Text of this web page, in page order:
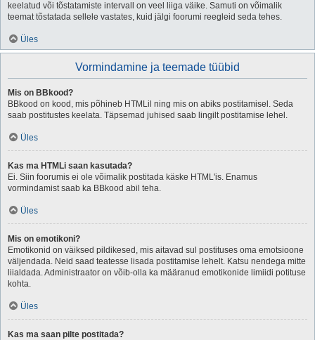
keelatud või tõstatamiste intervall on veel liiga väike. Samuti on võimalik
teemat tõstatada sellele vastates, kuid jälgi foorumi reegleid seda tehes.
Üles
Vormindamine ja teemade tüübid
Mis on BBkood?
BBkood on kood, mis põhineb HTMLil ning mis on abiks postitamisel. Seda
saab postitustes keelata. Täpsemad juhised saab lingilt postitamise lehel.
Üles
Kas ma HTMLi saan kasutada?
Ei. Siin foorumis ei ole võimalik postitada käske HTML'is. Enamus
vormindamist saab ka BBkood abil teha.
Üles
Mis on emotikoni?
Emotikonid on väiksed pildikesed, mis aitavad sul postituses oma emotsioone
väljendada. Neid saad teatesse lisada postitamise lehelt. Katsu nendega mitte
liialdada. Administraator on võib-olla ka määranud emotikonide limiidi potituse
kohta.
Üles
Kas ma saan pilte postitada?